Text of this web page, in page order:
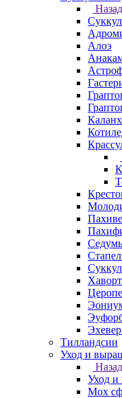
Назад
Алоэ
Тилландсии
Уход и
Назад
Уход
Мох